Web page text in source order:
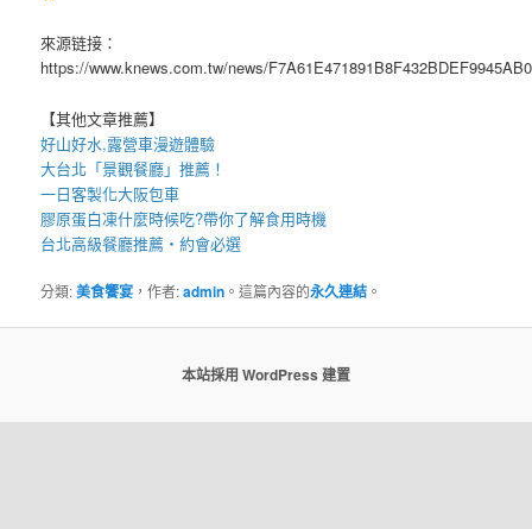
來源链接：
https://www.knews.com.tw/news/
【其他文章推薦】
好山好水,露營車漫遊體驗
大台北「景觀餐廳」推薦！
一日客製化大阪包車
膠原蛋白凍什麼時候吃?帶你了解食用時機
台北高級餐廳推薦・約會必選
分類:美食饗宴 ，作者:admin 。這篇內容的永久連結 。
本站採用 WordPress 建置